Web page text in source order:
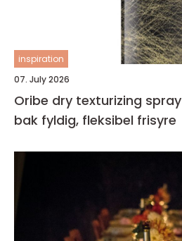
inspiration
07. July 2026
Oribe dry texturizing spray hemmeligheten
bak fyldig, fleksibel frisyre